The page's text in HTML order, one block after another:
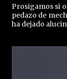
Prosigamos si
pedazo de
ha dejado